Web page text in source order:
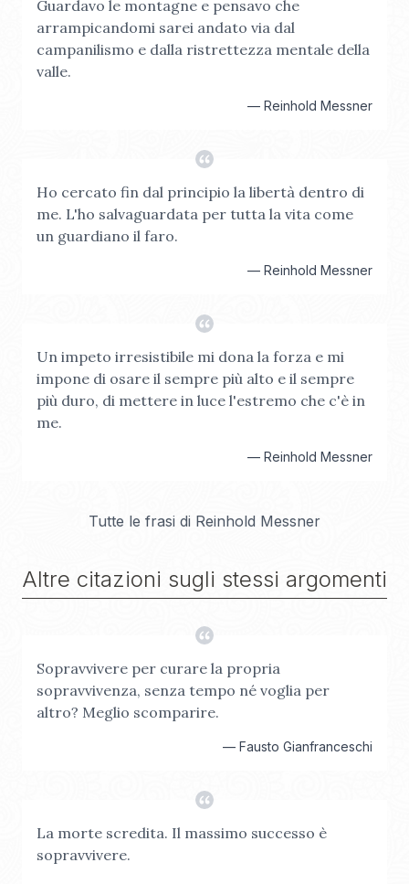
Guardavo le montagne e pensavo che
arrampicandomi sarei andato via dal
campanilismo e dalla ristrettezza mentale della
valle.
— Reinhold Messner
Ho cercato fin dal principio la libertà dentro di
me. L'ho salvaguardata per tutta la vita come
un guardiano il faro.
— Reinhold Messner
Un impeto irresistibile mi dona la forza e mi
impone di osare il sempre più alto e il sempre
più duro, di mettere in luce l'estremo che c'è in
me.
— Reinhold Messner
Tutte le frasi di Reinhold Messner
Altre citazioni sugli stessi argomenti
Sopravvivere per curare la propria
sopravvivenza, senza tempo né voglia per
altro? Meglio scomparire.
— Fausto Gianfranceschi
La morte scredita. Il massimo successo è
sopravvivere.